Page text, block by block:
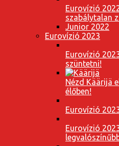
Eurovízió
szabálytalan
Junior 2022
Eurovízió 2023
Eurovízió
szüntetni!
Nézd Käärijä
élőben!
Eurovízió
Eurovízió